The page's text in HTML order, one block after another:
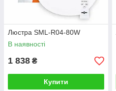
Люстра SML-R04-80W
В наявності
1 838 ₴
Купити